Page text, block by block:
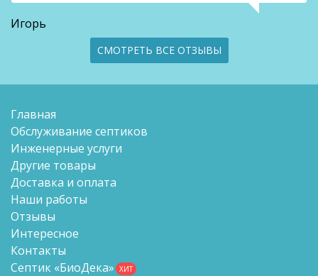
Игорь
СМОТРЕТЬ ВСЕ ОТЗЫВЫ
Главная
Обслуживание септиков
Инженерные услуги
Другие товары
Доставка и оплата
Наши работы
Отзывы
Интересное
Контакты
Септик «БиоДека» ХИТ